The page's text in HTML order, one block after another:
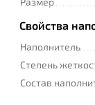
Свойства
Наполнитель
Степень
Состав